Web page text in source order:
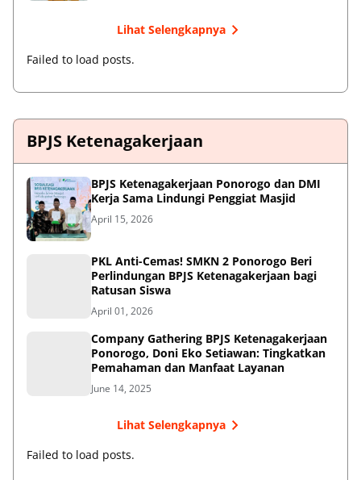
Lihat Selengkapnya
Failed to load posts.
BPJS Ketenagakerjaan
BPJS Ketenagakerjaan Ponorogo dan DMI
Kerja Sama Lindungi Penggiat Masjid
April 15, 2026
PKL Anti-Cemas! SMKN 2 Ponorogo Beri
Perlindungan BPJS Ketenagakerjaan bagi
Ratusan Siswa
April 01, 2026
Company Gathering BPJS Ketenagakerjaan
Ponorogo, Doni Eko Setiawan: Tingkatkan
Pemahaman dan Manfaat Layanan
June 14, 2025
Lihat Selengkapnya
Failed to load posts.